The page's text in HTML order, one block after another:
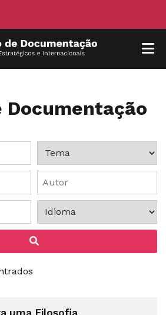
Documentação
uma Filosofia